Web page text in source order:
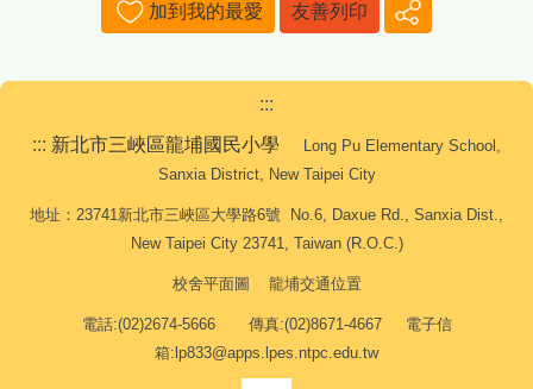
加到我的最愛 友善列印
:::
::: 新北市三峽區龍埔國民小學
Long Pu Elementary School,
Sanxia District, New Taipei City
地址：23741新北市三峽區大學路6號 No.6, Daxue Rd., Sanxia Dist.,
New Taipei City 23741, Taiwan (R.O.C.)
校舍平面圖 龍埔交通位置
電話:(02)2674-5666 傳真:(02)8671-4667 電子信
箱:lp833@apps.lpes.ntpc.edu.tw